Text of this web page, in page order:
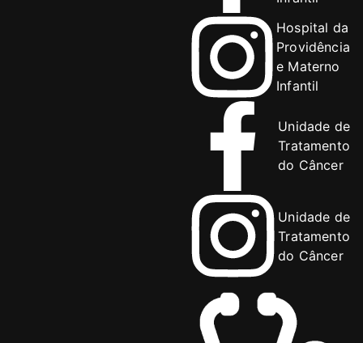
Hospital da
Providência
e Materno
Infantil
Unidade de
Tratamento
do Câncer
Unidade de
Tratamento
do Câncer